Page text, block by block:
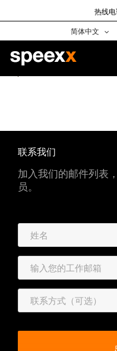
to
热线
简体中文
联系我们
加入我们的邮件列表
员。